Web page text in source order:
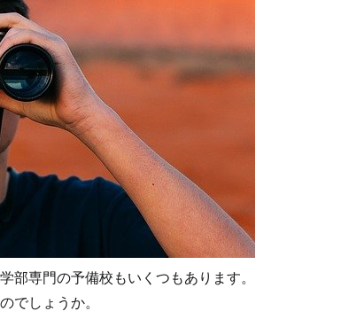
部専門の予備校もいくつもあります。
でしょうか。